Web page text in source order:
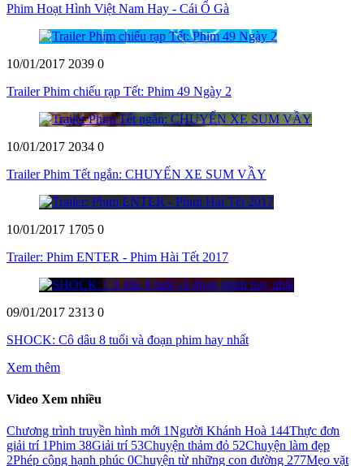
Phim Hoạt Hình Việt Nam Hay - Cái Ổ Gà
10/01/2017 2039 0
Trailer Phim chiếu rạp Tết: Phim 49 Ngày 2
10/01/2017 2034 0
Trailer Phim Tết ngắn: CHUYẾN XE SUM VẦY
10/01/2017 1705 0
Trailer: Phim ENTER - Phim Hài Tết 2017
09/01/2017 2313 0
SHOCK: Cô dâu 8 tuổi và đoạn phim hay nhất
Xem thêm
Video Xem nhiều
Chương trình truyền hình mới 1Người Khánh Hoà 144Thực đơn
giải trí 1Phim 38Giải trí 53Chuyện thảm đỏ 52Chuyện làm đẹp
2Phép cộng hạnh phúc 0Chuyện từ những con đường 277Mẹo vặt